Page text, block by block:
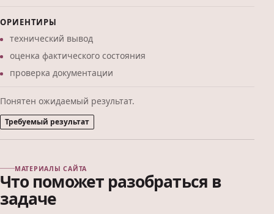
ОРИЕНТИРЫ
технический вывод
оценка фактического состояния
проверка документации
Понятен ожидаемый результат.
Требуемый результат
МАТЕРИАЛЫ САЙТА
Что поможет разобраться в
задаче